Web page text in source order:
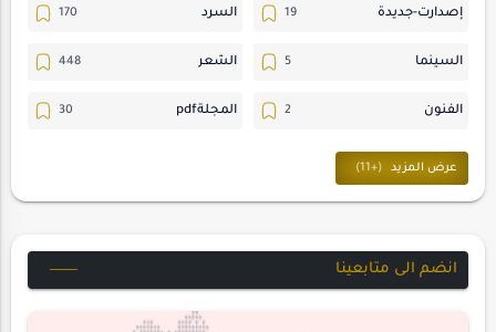
إصدارت-جديدة السرد
السينما الشعر
الفنون المجلةpdf
المسرح
حسن_يارتي حوارات
انضم الى متابعينا